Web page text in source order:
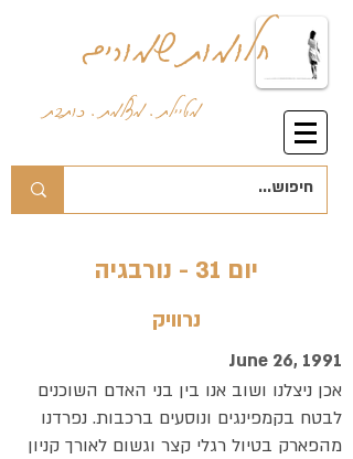
חלומות שמורים
מטיילת . מצלמת . כותבת
יום 31 - נורבגיה
נרוויק
June 26, 1991
אכן ניצלנו ושוב אנו בין בני האדם השוכנים
לבטח בקמפינגים ונוסעים ברכבות. נפרדנו
מהפארק בטיול רגלי קצר וגשום לאורך קניון